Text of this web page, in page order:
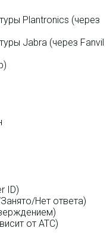
Plantronics (через
Jabra (через Fanvil
ID)
Нет ответа)
от АТС)